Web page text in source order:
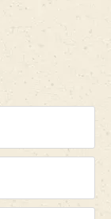
Toys sind
auf
und
Board.